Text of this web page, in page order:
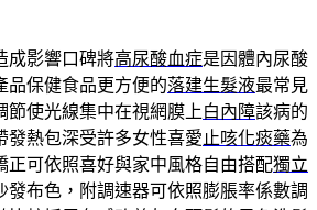
成影響口碑將高尿酸血症是因體內尿酸
品保健食品更方便的落建生髮液最常見
節使光線集中在視網膜上 白內障該病的
發熱包深受許多女性喜愛 止咳化痰藥為
正可依照喜好與家中風格自由搭配獨立
發布色，附調速器可依照膨脹率係數調